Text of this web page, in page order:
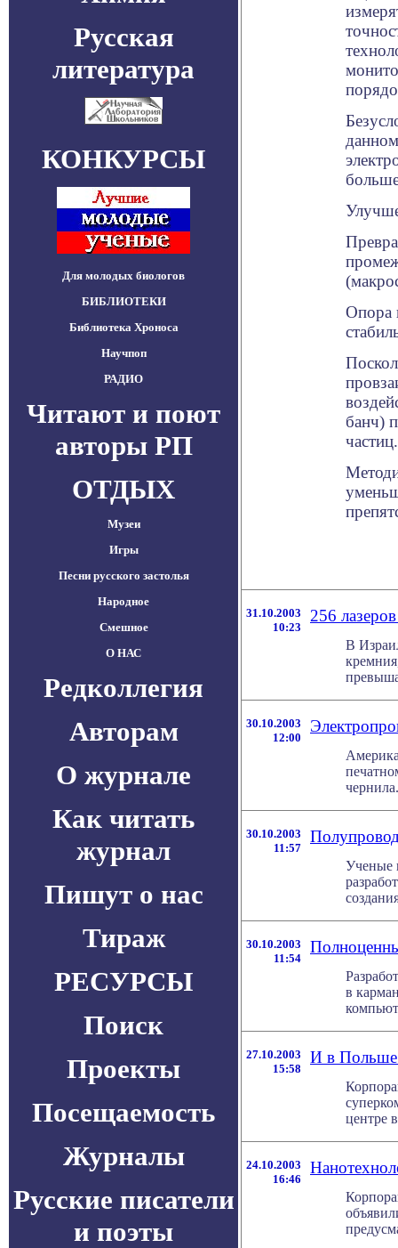
Русская
литература
КОНКУРСЫ
Для молодых биологов
БИБЛИОТЕКИ
Библиотека Хроноса
Научпоп
РАДИО
Читают и поют
авторы РП
ОТДЫХ
Музеи
Игры
Песни русского застолья
Народное
Смешное
О НАС
Редколлегия
Авторам
О журнале
Как читать
журнал
Пишут о нас
Тираж
РЕСУРСЫ
Поиск
Проекты
Посещаемость
Журналы
Русские писатели
и поэты
Опора
банч)
частиц.
31.10.2003
10:23
256
В
30.10.2003
12:00
30.10.2003
11:57
Ученые
30.10.2003
11:54
в
27.10.2003
15:58
И в Польше
центре
24.10.2003
16:46